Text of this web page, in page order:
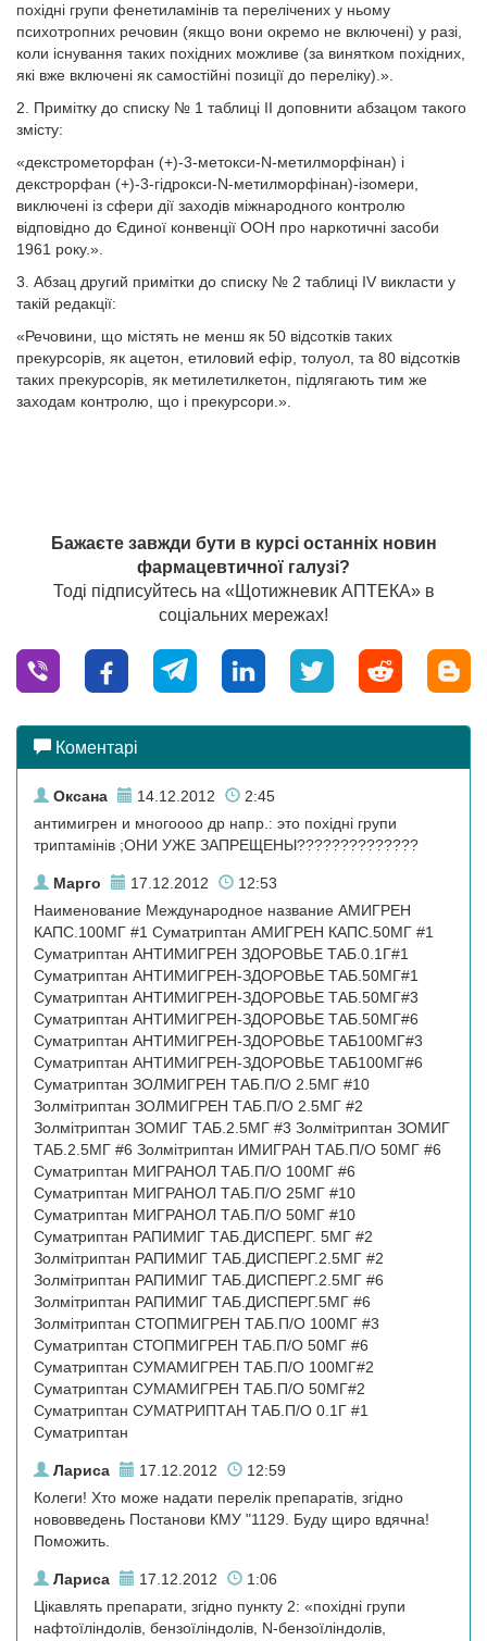
похідні групи фенетиламінів та перелічених у ньому
психотропних речовин (якщо вони окремо не включені) у разі,
коли існування таких похідних можливе (за винятком похідних,
які вже включені як самостійні позиції до переліку).».
2. Примітку до списку № 1 таблиці II доповнити абзацом такого
змісту:
«декстрометорфан (+)-3-метокси-N-метилморфінан) і
декстрорфан (+)-3-гідрокси-N-метилморфінан)-ізомери,
виключені із сфери дії заходів міжнародного контролю
відповідно до Єдиної конвенції ООН про наркотичні засоби
1961 року.».
3. Абзац другий примітки до списку № 2 таблиці IV викласти у
такій редакції:
«Речовини, що містять не менш як 50 відсотків таких
прекурсорів, як ацетон, етиловий ефір, толуол, та 80 відсотків
таких прекурсорів, як метилетилкетон, підлягають тим же
заходам контролю, що і прекурсори.».
Бажаєте завжди бути в курсі останніх новин
фармацевтичної галузі?
Тоді підписуйтесь на «Щотижневик АПТЕКА» в
соціальних мережах!
Коментарі
Оксана 14.12.2012
2:45
антимигрен и многоооо др напр.: это похідні групи
триптамінів ;ОНИ УЖЕ ЗАПРЕЩЕНЫ??????????????
Марго 17.12.2012
12:53
Наименование Международное название АМИГРЕН
КАПС.100МГ #1 Суматриптан АМИГРЕН КАПС.50МГ #1
Суматриптан АНТИМИГРЕН ЗДОРОВЬЕ ТАБ.0.1Г#1
Суматриптан АНТИМИГРЕН-ЗДОРОВЬЕ ТАБ.50МГ#1
Суматриптан АНТИМИГРЕН-ЗДОРОВЬЕ ТАБ.50МГ#3
Суматриптан АНТИМИГРЕН-ЗДОРОВЬЕ ТАБ.50МГ#6
Суматриптан АНТИМИГРЕН-ЗДОРОВЬЕ ТАБ100МГ#3
Суматриптан АНТИМИГРЕН-ЗДОРОВЬЕ ТАБ100МГ#6
Суматриптан ЗОЛМИГРЕН ТАБ.П/О 2.5МГ #10
Золмітриптан ЗОЛМИГРЕН ТАБ.П/О 2.5МГ #2
Золмітриптан ЗОМИГ ТАБ.2.5МГ #3 Золмітриптан ЗОМИГ
ТАБ.2.5МГ #6 Золмітриптан ИМИГРАН ТАБ.П/О 50МГ #6
Суматриптан МИГРАНОЛ ТАБ.П/О 100МГ #6
Суматриптан МИГРАНОЛ ТАБ.П/О 25МГ #10
Суматриптан МИГРАНОЛ ТАБ.П/О 50МГ #10
Суматриптан РАПИМИГ ТАБ.ДИСПЕРГ. 5МГ #2
Золмітриптан РАПИМИГ ТАБ.ДИСПЕРГ.2.5МГ #2
Золмітриптан РАПИМИГ ТАБ.ДИСПЕРГ.2.5МГ #6
Золмітриптан РАПИМИГ ТАБ.ДИСПЕРГ.5МГ #6
Золмітриптан СТОПМИГРЕН ТАБ.П/О 100МГ #3
Суматриптан СТОПМИГРЕН ТАБ.П/О 50МГ #6
Суматриптан СУМАМИГРЕН ТАБ.П/О 100МГ#2
Суматриптан СУМАМИГРЕН ТАБ.П/О 50МГ#2
Суматриптан СУМАТРИПТАН ТАБ.П/О 0.1Г #1
Суматриптан
Лариса 17.12.2012
12:59
Колеги! Хто може надати перелік препаратів, згідно
нововведень Постанови КМУ "1129. Буду щиро вдячна!
Поможить.
Лариса 17.12.2012
1:06
Цікавлять препарати, згідно пункту 2: «похідні групи
нафтоїліндолів, бензоїліндолів, N-бензоїліндолів,